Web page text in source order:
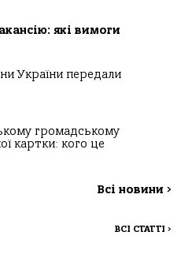
які вимоги
України передали
громадському
картки: кого це
Всі новини >
ВСІ СТАТТІ >